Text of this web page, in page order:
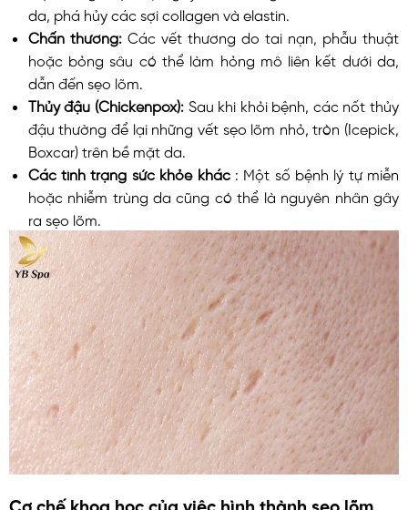
da, phá hủy các sợi collagen và elastin.
Chấn thương: Các vết thương do tai nạn, phẫu thuật
hoặc bỏng sâu có thể làm hỏng mô liên kết dưới da,
dẫn đến sẹo lõm.
Thủy đậu (Chickenpox): Sau khi khỏi bệnh, các nốt thủy
đậu thường để lại những vết sẹo lõm nhỏ, tròn (Icepick,
Boxcar) trên bề mặt da.
Các tình trạng sức khỏe khác : Một số bệnh lý tự miễn
hoặc nhiễm trùng da cũng có thể là nguyên nhân gây
ra sẹo lõm.
Cơ chế khoa học của việc hình thành sẹo lõm